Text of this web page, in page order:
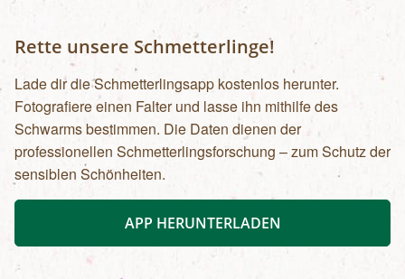
Rette unsere Schmetterlinge!
Lade dir die Schmetterlingsapp kostenlos herunter.
Fotografiere einen Falter und lasse ihn mithilfe des
Schwarms bestimmen. Die Daten dienen der
professionellen Schmetterlingsforschung – zum Schutz der
sensiblen Schönheiten.
APP HERUNTERLADEN